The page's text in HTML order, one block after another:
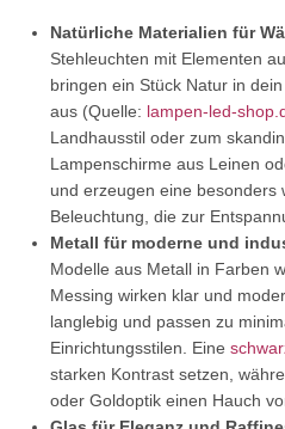
Natürliche Materialien für
Stehleuchten mit Elementen
bringen ein Stück Natur in
aus (Quelle: lampen-led-
Landhausstil oder zum
Lampenschirme aus Leinen
und erzeugen eine besonders
Beleuchtung, die zur
Metall für moderne und
Modelle aus Metall in Farben
Messing wirken klar und
langlebig und passen zu
Einrichtungsstilen. Eine
starken Kontrast setzen,
oder Goldoptik einen Hauch